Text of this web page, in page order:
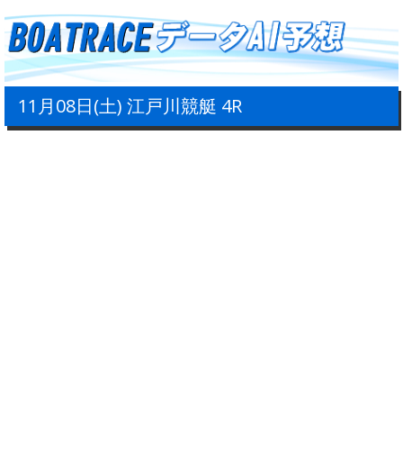
11月08日(土) 江戸川競艇 4R